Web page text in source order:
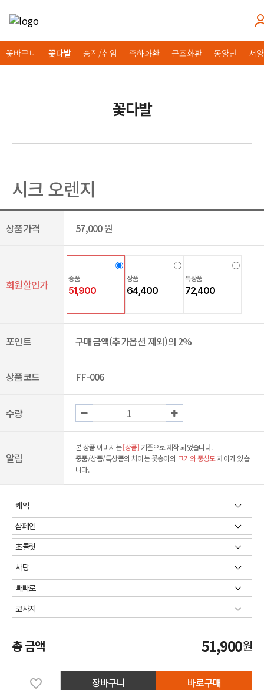
꽃바구니 꽃다발 승진/취임 축하화환 근조화환 동양난 서
꽃다발
시크 오렌지
상품가격 57,000원
회원할인가 중품
51,900
상품
64,400
특상품
72,400
포인트 구매금액(추가옵션 제외)의 2%
상품코드 FF-006
수량
알림
본 상품 이미지는[상품] 기준으로 제작 되었습니다.
중품/상품/특상품의 차이는 꽃송이의 크기와 풍성도차이가 있습
니다.
총 금액 51,900원
장바구니 바로구매